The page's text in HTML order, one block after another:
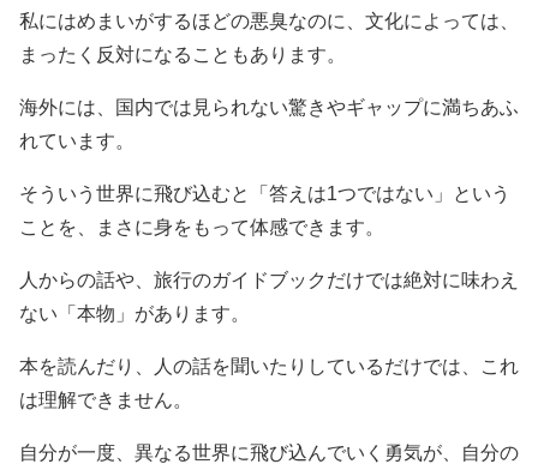
私にはめまいがするほどの悪臭なのに、文化によっては、
まったく反対になることもあります。
海外には、国内では見られない驚きやギャップに満ちあふ
れています。
そういう世界に飛び込むと「答えは1つではない」という
ことを、まさに身をもって体感できます。
人からの話や、旅行のガイドブックだけでは絶対に味わえ
ない「本物」があります。
本を読んだり、人の話を聞いたりしているだけでは、これ
は理解できません。
自分が一度、異なる世界に飛び込んでいく勇気が、自分の